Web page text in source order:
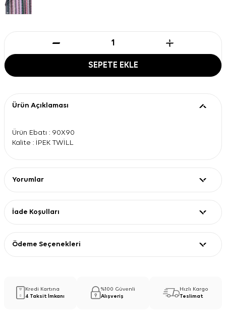
SEPETE EKLE
Ürün Açıklaması
Ürün Ebatı : 90X90
Kalite : İPEK TWİLL
Yorumlar
İade Koşulları
Ödeme Seçenekleri
Kredi Kartına
4 Taksit İmkanı
%100 Güvenli
Alışveriş
Hızlı Kargo
Teslimat